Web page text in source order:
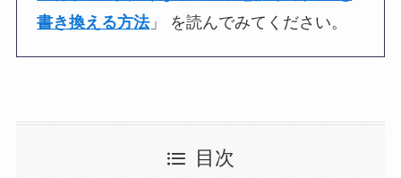
書き換える方法」 を読んでみてください。
目次